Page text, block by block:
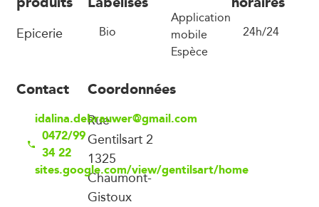
Epicerie Bio
Application
mobile
Espèce
24h/24
Contact
idalina.debrauwer@gmail.com
0472/99
34 22
sites.google.com/view/gentilsart/home
Coordonnées
Rue
Gentilsart 2
1325
Chaumont-
Gistoux